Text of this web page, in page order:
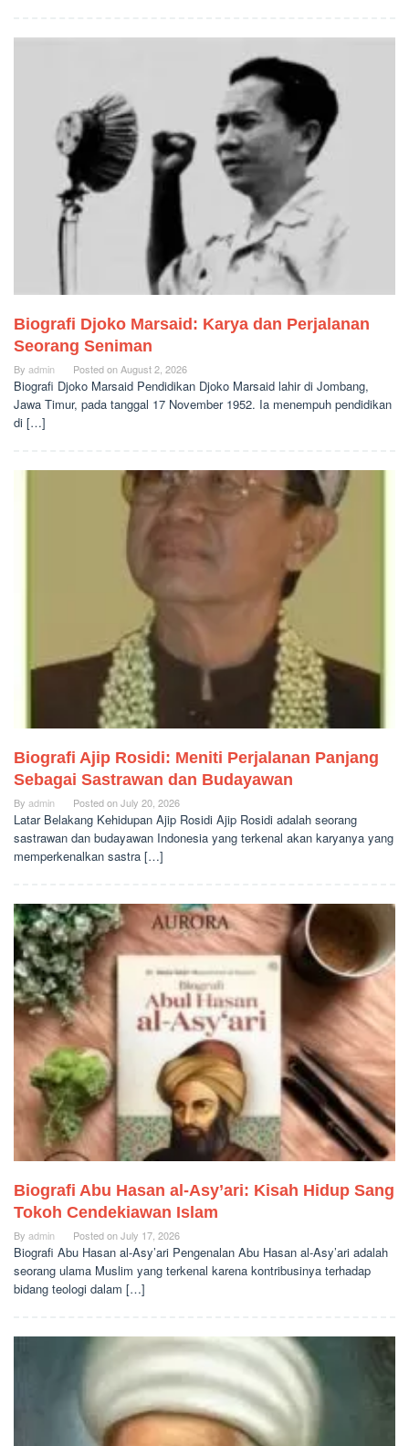
Biografi Djoko Marsaid: Karya dan Perjalanan
Seorang Seniman
By admin Posted onAugust 2, 2026
Biografi Djoko Marsaid Pendidikan Djoko Marsaid lahir di Jombang,
Jawa Timur, pada tanggal 17 November 1952. Ia menempuh pendidikan
di […]
Biografi Ajip Rosidi: Meniti Perjalanan Panjang
Sebagai Sastrawan dan Budayawan
By admin Posted onJuly 20, 2026
Latar Belakang Kehidupan Ajip Rosidi Ajip Rosidi adalah seorang
sastrawan dan budayawan Indonesia yang terkenal akan karyanya yang
memperkenalkan sastra […]
Biografi Abu Hasan al-Asy’ari: Kisah Hidup Sang
Tokoh Cendekiawan Islam
By admin Posted onJuly 17, 2026
Biografi Abu Hasan al-Asy’ari Pengenalan Abu Hasan al-Asy’ari adalah
seorang ulama Muslim yang terkenal karena kontribusinya terhadap
bidang teologi dalam […]